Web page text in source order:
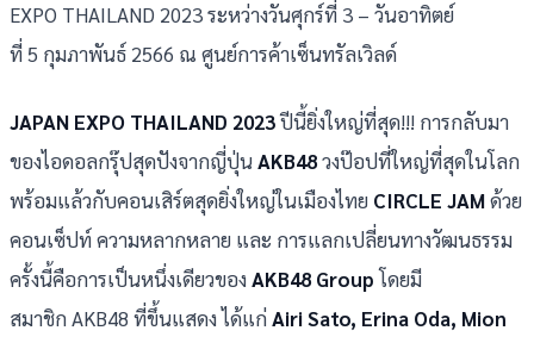
EXPO THAILAND 2023 ระหว่างวันศุกร์ที่ 3 – วันอาทิตย์
ที่ 5 กุมภาพันธ์ 2566 ณ ศูนย์การค้าเซ็นทรัลเวิลด์
JAPAN EXPO THAILAND 2023ปีนี้ยิ่งใหญ่ที่สุด!!! การกลับมา
ของไอดอลกรุ๊ปสุดปังจากญี่ปุ่น AKB48วงป๊อปที่ใหญ่ที่สุดในโลก
พร้อมแล้วกับคอนเสิร์ตสุดยิ่งใหญ่ในเมืองไทย CIRCLE JAMด้วย
คอนเซ็ปท์ ความหลากหลาย และ การแลกเปลี่ยนทางวัฒนธรรม
ครั้งนี้คือการเป็นหนึ่งเดียวของ AKB48 Groupโดยมี
สมาชิก AKB48 ที่ขึ้นแสดง ได้แก่ Airi Sato, Erina Oda, Mion